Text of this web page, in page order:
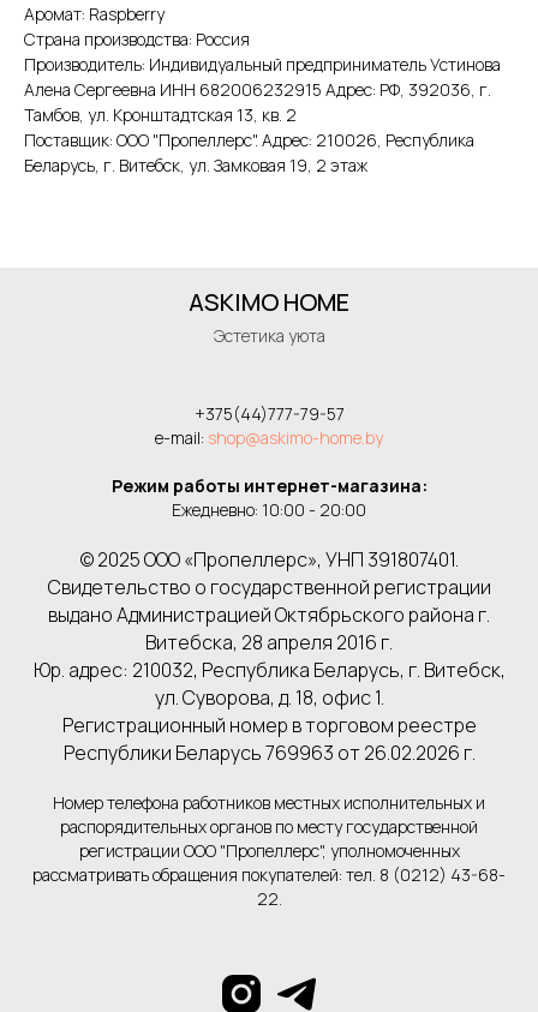
Аромат: Raspberry
Страна производства: Россия
Производитель: Индивидуальный предприниматель Устинова
Алена Сергеевна ИНН 682006232915 Адрес: РФ, 392036, г.
Тамбов, ул. Кронштадтская 13, кв. 2
Поставщик: ООО "Пропеллерс". Адрес: 210026, Республика
Беларусь, г. Витебск, ул. Замковая 19, 2 этаж
ASKIMO HOME
Эстетика уюта
+375(44)777-79-57
e-mail: shop@askimo-home.by
Режим работы интернет-магазина:
Ежедневно: 10:00 - 20:00
© 2025 ООО «Пропеллерс», УНП 391807401.
Свидетельство о государственной регистрации
выдано Администрацией Октябрьского района г.
Витебска, 28 апреля 2016 г.
Юр. адрес: 210032, Республика Беларусь, г. Витебск,
ул. Суворова, д. 18, офис 1.
Регистрационный номер в торговом реестре
Республики Беларусь 769963 от 26.02.2026 г.
Номер телефона работников местных исполнительных и
распорядительных органов по месту государственной
регистрации ООО "Пропеллерс", уполномоченных
рассматривать обращения покупателей: тел. 8 (0212) 43-68-
22.